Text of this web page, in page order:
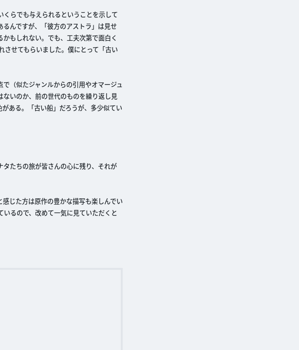
らでも与えられるということを示して
んですが、「彼方のアストラ」は見せ
もしれない。でも、工夫次第で面白く
せてもらいました。僕にとって「古い
（似たジャンルからの引用やオマージュ
いのか、前の世代のものを繰り返し見
ある。「古い船」だろうが、多少似てい
たちの旅が皆さんの心に残り、それが
じた方は原作の豊かな描写も楽しんでい
るので、改めて一気に見ていただくと